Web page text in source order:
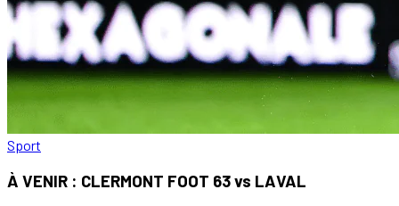
Sport
À VENIR : CLERMONT FOOT 63 vs LAVAL